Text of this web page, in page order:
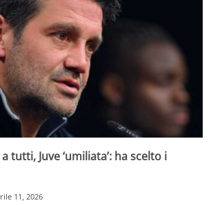
a tutti, Juve ‘umiliata’: ha scelto i
11, 2026